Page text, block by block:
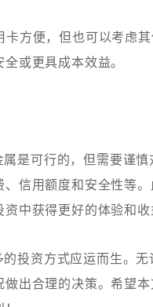
方便，但也可以考虑
或更具成本效益。
是可行的，但需要谨慎
信用额度和安全性等
中获得更好的体验和收
投资方式应运而生。无
出合理的决策。希望